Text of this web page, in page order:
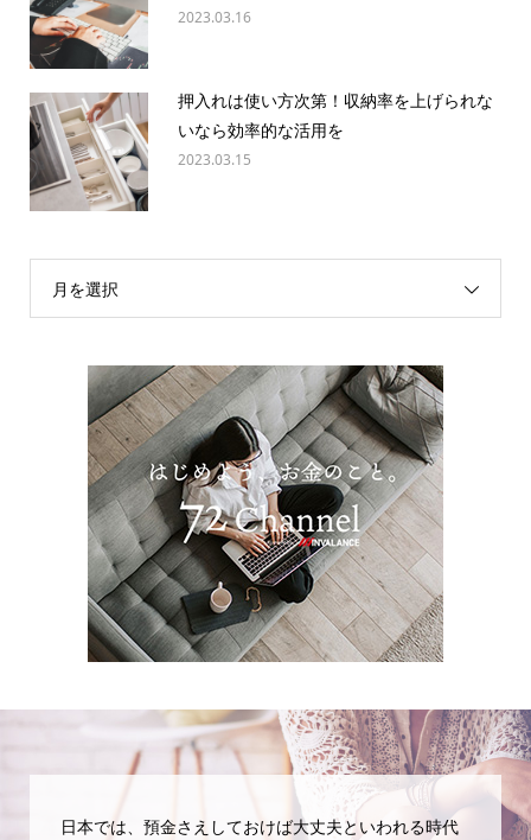
2023.03.16
押入れは使い方次第！収納率を上げられな
いなら効率的な活用を
2023.03.15
月を選択
日本では、預金さえしておけば大丈夫といわれる時代